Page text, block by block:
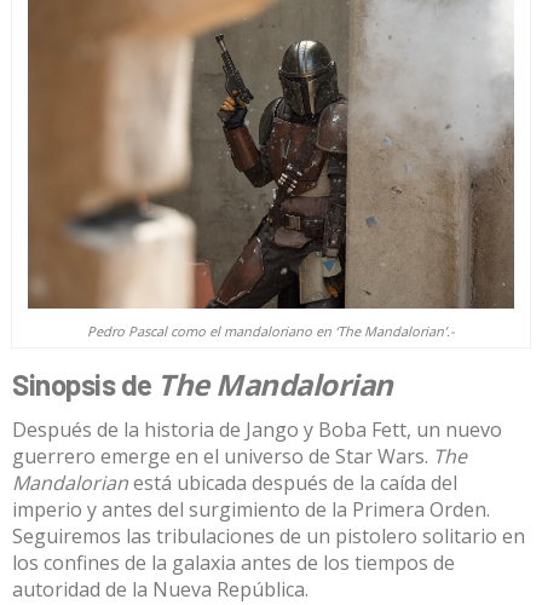
Pedro Pascal como el mandaloriano en ‘The Mandalorian’.-
Sinopsis de The Mandalorian
Después de la historia de Jango y Boba Fett, un nuevo
guerrero emerge en el universo de Star Wars. The
Mandalorianestá ubicada después de la caída del
imperio y antes del surgimiento de la Primera Orden.
Seguiremos las tribulaciones de un pistolero solitario en
los confines de la galaxia antes de los tiempos de
autoridad de la Nueva República.